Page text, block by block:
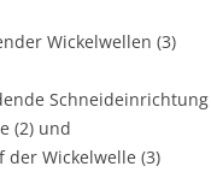
Wickelwellen (3)
Schneideinrichtung
(2) und
Wickelwelle (3)